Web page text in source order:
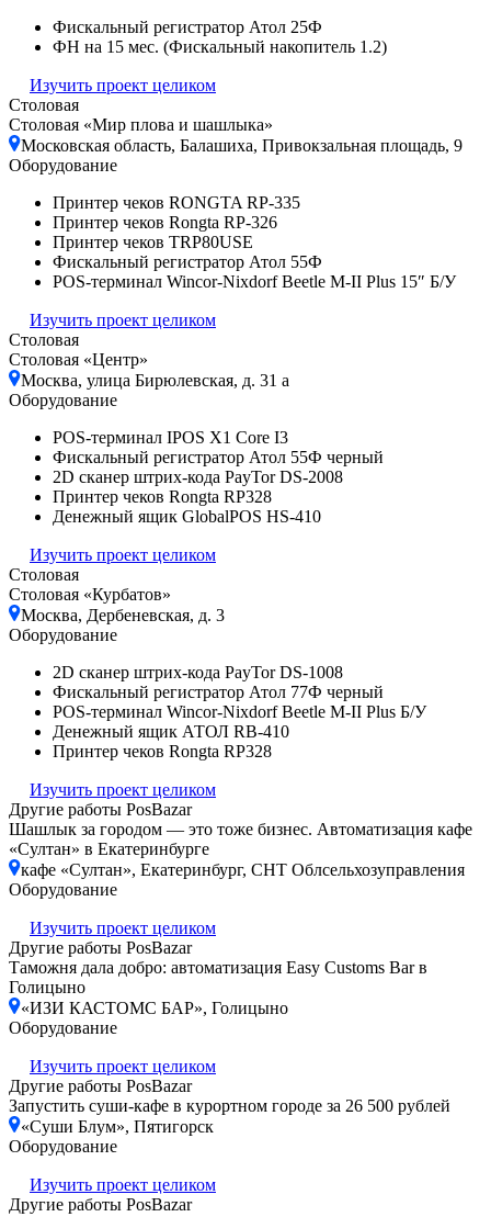
Фискальный регистратор Атол 25Ф
ФН на 15 мес. (Фискальный накопитель 1.2)
Изучить проект целиком
Столовая
Столовая «Мир плова и шашлыка»
Московская область, Балашиха, Привокзальная площадь, 9
Оборудование
Принтер чеков RONGTA RP-335
Принтер чеков Rongta RP-326
Принтер чеков TRP80USE
Фискальный регистратор Атол 55Ф
POS-терминал Wincor-Nixdorf Beetle M-II Plus 15″ Б/У
Изучить проект целиком
Столовая
Столовая «Центр»
Москва, улица Бирюлевская, д. 31 а
Оборудование
POS-терминал IPOS X1 Core I3
Фискальный регистратор Атол 55Ф черный
2D сканер штрих-кода PayTor DS-2008
Принтер чеков Rongta RP328
Денежный ящик GlobalPOS HS-410
Изучить проект целиком
Столовая
Столовая «Курбатов»
Москва, Дербеневская, д. 3
Оборудование
2D сканер штрих-кода PayTor DS-1008
Фискальный регистратор Атол 77Ф черный
POS-терминал Wincor-Nixdorf Beetle M-II Plus Б/У
Денежный ящик АТОЛ RB-410
Принтер чеков Rongta RP328
Изучить проект целиком
Другие работы PosBazar
Шашлык за городом — это тоже бизнес. Автоматизация кафе
«Султан» в Екатеринбурге
кафе «Султан», Екатеринбург, СНТ Облсельхозуправления
Оборудование
Изучить проект целиком
Другие работы PosBazar
Таможня дала добро: автоматизация Easy Customs Bar в
Голицыно
«ИЗИ КАСТОМС БАР», Голицыно
Оборудование
Изучить проект целиком
Другие работы PosBazar
Запустить суши-кафе в курортном городе за 26 500 рублей
«Суши Блум», Пятигорск
Оборудование
Изучить проект целиком
Другие работы PosBazar